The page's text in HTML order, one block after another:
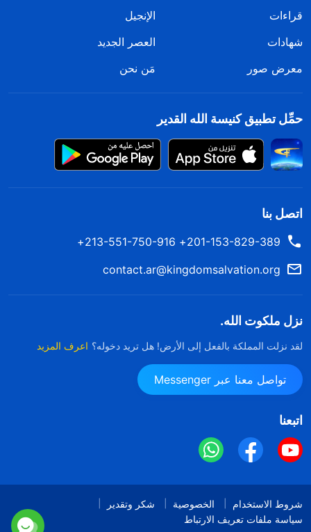
قراءات
الإنجيل
شهادات
العصر الجديد
معرض صور
مَن نحن
حمِّل تطبيق كنيسة الله القدير
اتصل بنا
201-153-829-389+ 213-551-750-916+
contact.ar@kingdomsalvation.org
نزل ملكوت الله.
لقد نزلت المملكة بالفعل إلى الأرض! هل تريد دخوله؟ اعرف المزيد
تواصل معنا عبر Messenger
اتبعنا
شروط الاستخدام الخصوصية
شكر وتقدير
سياسة ملفات تعريف الارتباط